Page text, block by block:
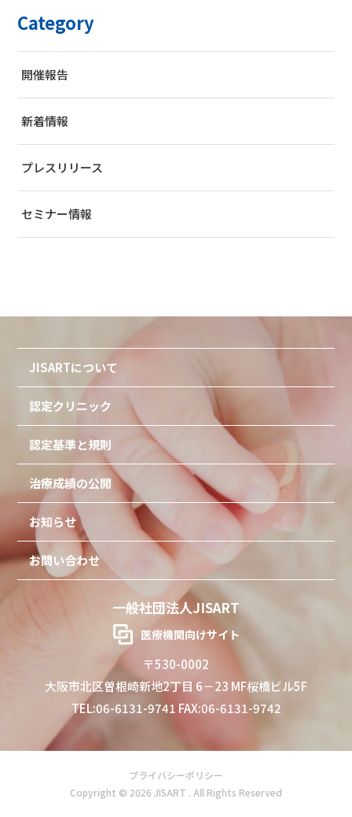
Category
開催報告
新着情報
プレスリリース
セミナー情報
JISARTについて
認定クリニック
認定基準と規則
治療成績の公開
お知らせ
お問い合わせ
一般社団法人JISART
医療機関向けサイト
〒530-0002
大阪市北区曽根崎新地2丁目 6－23 MF桜橋ビル5F
TEL:06-6131-9741 FAX:06-6131-9742
プライバシーポリシー
Copyright © 2026 JISART . All Rights Reserved